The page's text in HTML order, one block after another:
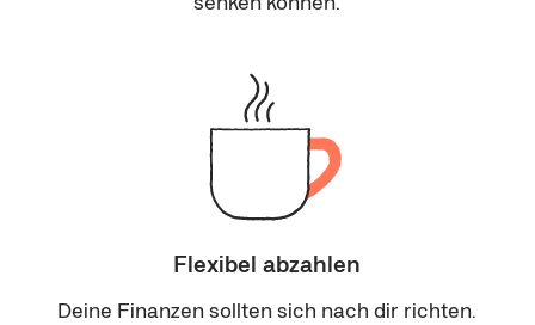
Flexibel abzahlen
Deine Finanzen sollten sich nach dir richten.